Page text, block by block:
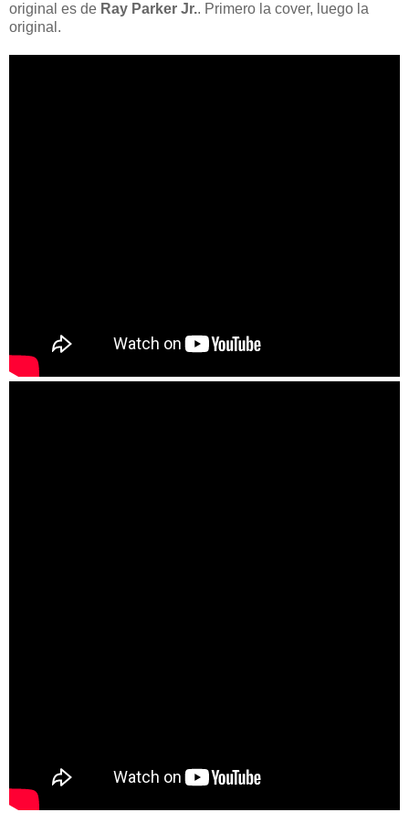
original es de Ray Parker Jr.. Primero la cover, luego la
original.